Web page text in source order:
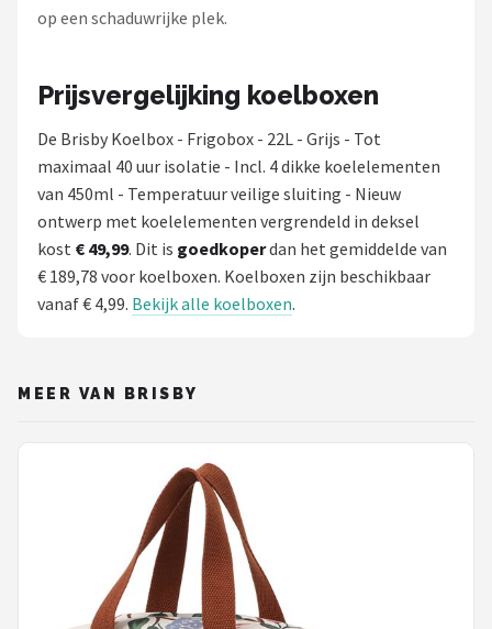
op een schaduwrijke plek.
Prijsvergelijking koelboxen
De Brisby Koelbox - Frigobox - 22L - Grijs - Tot
maximaal 40 uur isolatie - Incl. 4 dikke koelelementen
van 450ml - Temperatuur veilige sluiting - Nieuw
ontwerp met koelelementen vergrendeld in deksel
kost € 49,99. Dit is goedkoperdan het gemiddelde van
€ 189,78 voor koelboxen. Koelboxen zijn beschikbaar
vanaf € 4,99. Bekijk alle koelboxen.
MEER VAN BRISBY